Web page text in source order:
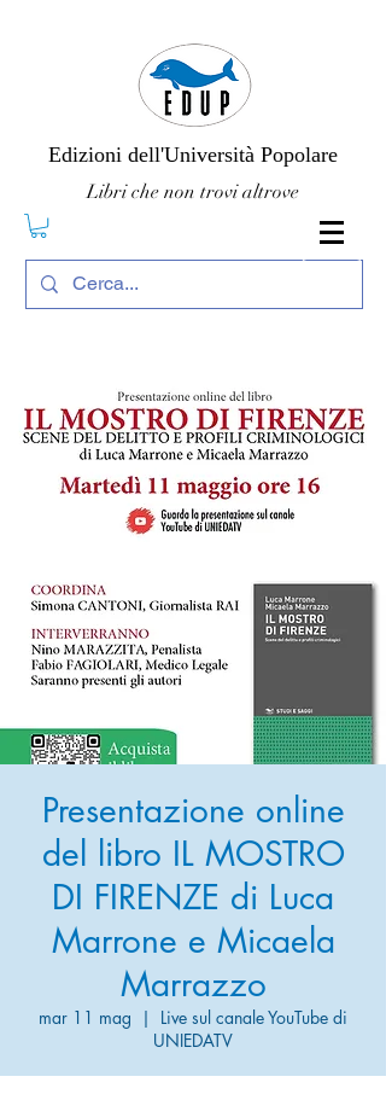
Edizioni dell'Università Popolare
Libri che non trovi altrove
Presentazione online
del libro IL MOSTRO
DI FIRENZE di Luca
Marrone e Micaela
Marrazzo
mar 11 mag
  |
Live sul canale YouTube di
UNIEDATV